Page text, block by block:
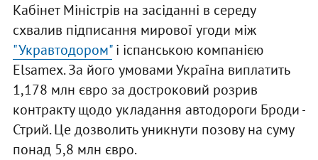
Кабінет Міністрів на засіданні в середу
схвалив підписання мирової угоди між
"Укравтодором"і іспанською компанією
Elsamex. За його умовами Україна виплатить
1,178 млн євро за достроковий розрив
контракту щодо укладання автодороги Броди -
Стрий. Це дозволить уникнути позову на суму
понад 5,8 млн євро.